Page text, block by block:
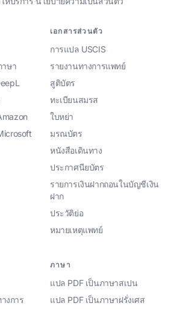
าษา
เอกสารส่วนตัว
การแปล USCIS
รายงานทางการแพทย์
สูติบัตร
ทะเบียนสมรส
ใบหย่า
มรณบัตร
หนังสือเดินทาง
ประกาศนียบัตร
รายการเงินฝากถอนในบัญชีเงิน
ฝาก
ประวัติย่อ
หมายเหตุแพทย์
งการ
ภาษา
แปล PDF เป็นภาษาสเปน
แปล PDF เป็นภาษาฝรั่งเศส